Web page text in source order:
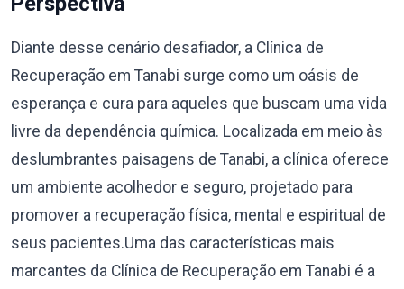
Diante desse cenário desafiador, a Clínica de
Recuperação em Tanabi surge como um oásis de
esperança e cura para aqueles que buscam uma vida
livre da dependência química. Localizada em meio às
deslumbrantes paisagens de Tanabi, a clínica oferece
um ambiente acolhedor e seguro, projetado para
promover a recuperação física, mental e espiritual de
seus pacientes.Uma das características mais
marcantes da Clínica de Recuperação em Tanabi é a